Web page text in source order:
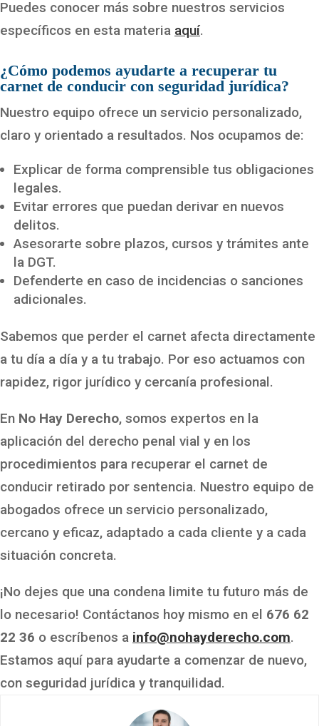
Puedes conocer más sobre nuestros servicios
específicos en esta materia aquí.
¿Cómo podemos ayudarte a recuperar tu
carnet de conducir con seguridad jurídica?
Nuestro equipo ofrece un servicio personalizado,
claro y orientado a resultados. Nos ocupamos de:
Explicar de forma comprensible tus obligaciones
legales.
Evitar errores que puedan derivar en nuevos
delitos.
Asesorarte sobre plazos, cursos y trámites ante
la DGT.
Defenderte en caso de incidencias o sanciones
adicionales.
Sabemos que perder el carnet afecta directamente
a tu día a día y a tu trabajo. Por eso actuamos con
rapidez, rigor jurídico y cercanía profesional.
En No Hay Derecho, somos expertos en la
aplicación del derecho penal vial y en los
procedimientos para recuperar el carnet de
conducir retirado por sentencia. Nuestro equipo de
abogados ofrece un servicio personalizado,
cercano y eficaz, adaptado a cada cliente y a cada
situación concreta.
¡No dejes que una condena limite tu futuro más de
lo necesario! Contáctanos hoy mismo en el 676 62
22 36 o escríbenos a info@nohayderecho.com.
Estamos aquí para ayudarte a comenzar de nuevo,
con seguridad jurídica y tranquilidad.